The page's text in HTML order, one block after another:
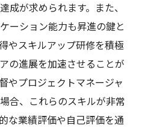
成が求められます。また、
ーション能力も昇進の鍵と
やスキルアップ研修を積極
の進展を加速させることが
やプロジェクトマネージャ
合、これらのスキルが非常
な業績評価や自己評価を通